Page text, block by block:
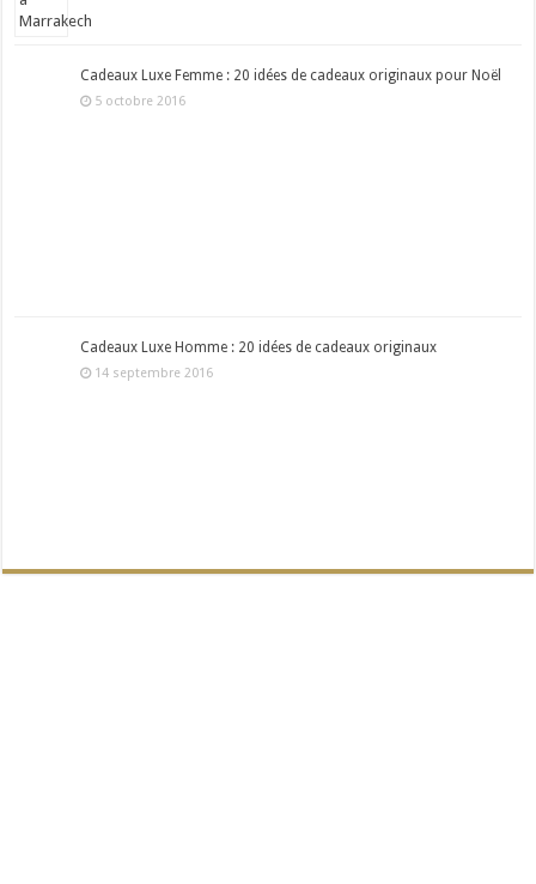
Cadeaux Luxe Femme : 20 idées de cadeaux originaux pour Noël
5 octobre 2016
Cadeaux Luxe Homme : 20 idées de cadeaux originaux
14 septembre 2016